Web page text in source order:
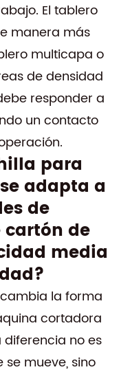
El tablero
manera más
multicapa o
de densidad
responder a
un contacto
para
adapta a
de
de
media
la forma
cortadora
no es
mueve, sino